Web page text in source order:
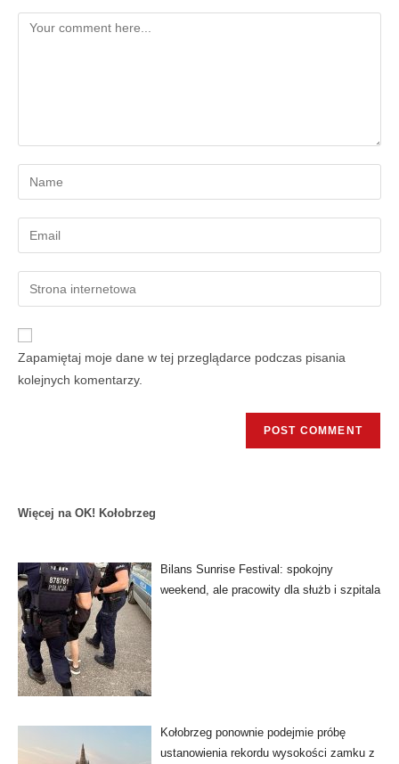
Zapamiętaj moje dane w tej przeglądarce podczas pisania
kolejnych komentarzy.
Więcej na OK! Kołobrzeg
Bilans Sunrise Festival: spokojny
weekend, ale pracowity dla służb i szpitala
Kołobrzeg ponownie podejmie próbę
ustanowienia rekordu wysokości zamku z